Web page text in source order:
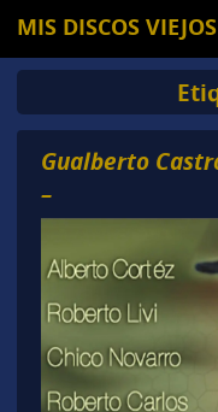
MIS DISCOS VIEJOS
Gualberto
–